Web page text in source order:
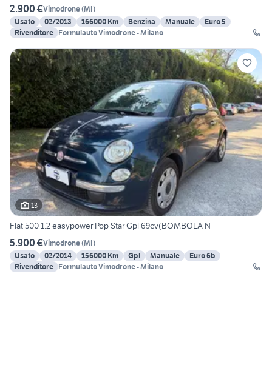
2.900 €Vimodrone(MI)
Usato
02/2013 166000 Km Benzina Manuale
Euro 5
Rivenditore Formulauto Vimodrone - Milano
13
Fiat 500 1.2 easypower Pop Star Gpl 69cv(BOMBOLA N
5.900 €Vimodrone(MI)
Usato
02/2014 156000 Km Gpl Manuale
Euro 6b
Rivenditore Formulauto Vimodrone - Milano